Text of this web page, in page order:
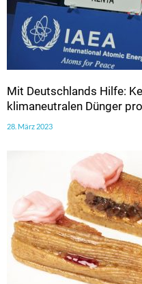
Mit Deutschlands Hilfe:
klimaneutralen Dünger
28. März 2023